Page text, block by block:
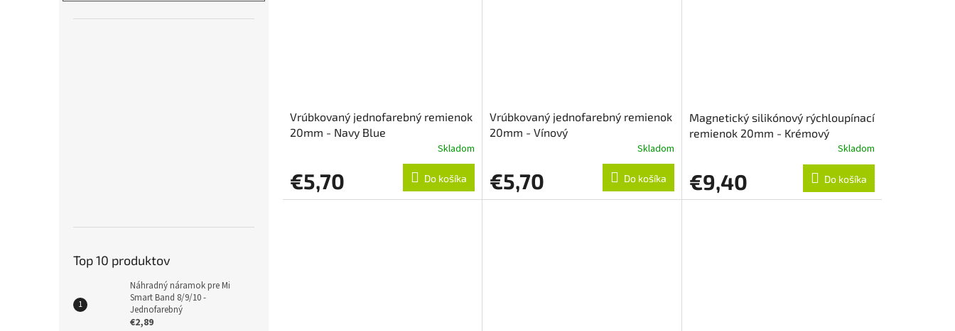
Top 10 produktov
Náhradný náramok pre Mi
Smart Band 8/9/10 -
Jednofarebný
€2,89
Vrúbkovaný jednofarebný remienok
20mm - Navy Blue
Skladom
€5,70 Do košíka
Vrúbkovaný jednofarebný remienok
20mm - Vínový
Skladom
€5,70 Do košíka
Magnetický silikónový rýchloupínací
remienok 20mm - Krémový
Skladom
€9,40 Do košíka